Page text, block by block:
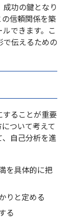
功の鍵となり
信頼関係を築
できます。こ
で伝えるための
することが重要
ついて考えて
自己分析を進
を具体的に把
りと定める
る